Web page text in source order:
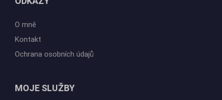
O mně
Kontakt
Ochrana osobních údajů
MOJE SLUŽBY